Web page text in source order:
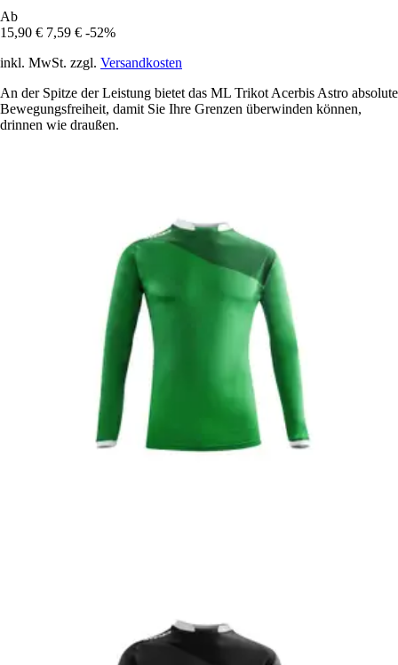
Ab
15,90 € 7,59 € -52%
inkl. MwSt. zzgl. Versandkosten
An der Spitze der Leistung bietet das ML Trikot Acerbis Astro absolute
Bewegungsfreiheit, damit Sie Ihre Grenzen überwinden können,
drinnen wie draußen.